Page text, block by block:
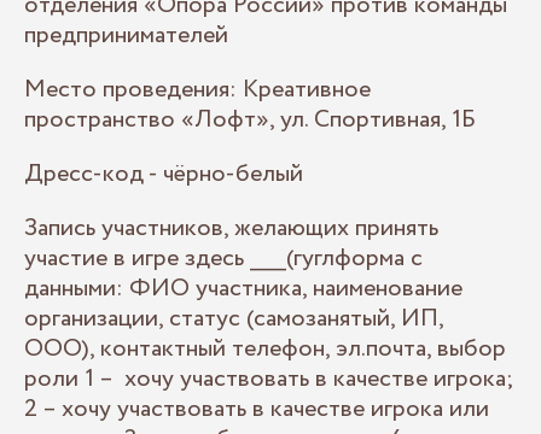
предпринимателей
Место проведения: Креативное
пространство «Лофт», ул. Спортивная, 1Б
Дресс-код - чёрно-белый
Запись участников, желающих принять
участие в игре здесь _____(гуглформа с
данными: ФИО участника, наименование
организации, статус (самозанятый, ИП,
ООО), контактный телефон, эл.почта, выбор
роли 1 – хочу участвовать в качестве игрока;
2 – хочу участвовать в качестве игрока или